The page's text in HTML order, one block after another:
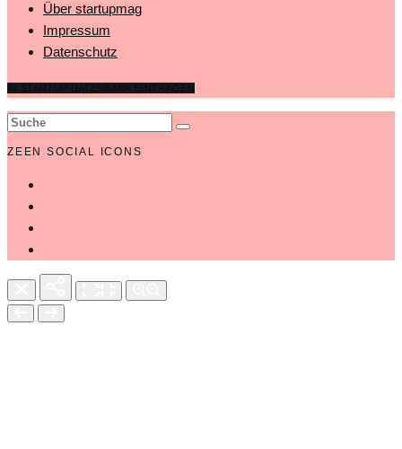
Über startupmag
Impressum
Datenschutz
ZEEN SOCIAL ICONS